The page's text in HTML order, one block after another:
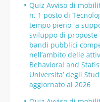
Quiz Avviso di
n. 1 posto di
tempo pieno, a
sviluppo di proposte
bandi pubblici
nell’ambito delle
Behavioral and
Universita’ degli
aggiornato al 2026